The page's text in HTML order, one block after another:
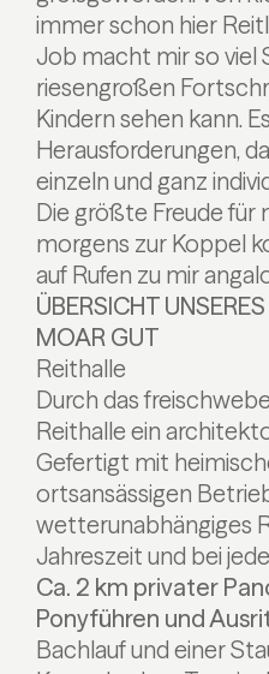
immer schon hier
Job macht mir so viel
riesengroßen
Kindern sehen kann.
Herausforderungen,
einzeln und ganz
Die größte Freude für
morgens zur Koppel
auf Rufen zu mir
ÜBERSICHT
MOAR GUT
Reithalle
Durch das
Reithalle ein
Gefertigt mit
ortsansässigen
wetterunabhängiges
Jahreszeit und bei
Ca. 2 km privater
Ponyführen und
Bachlauf und einer